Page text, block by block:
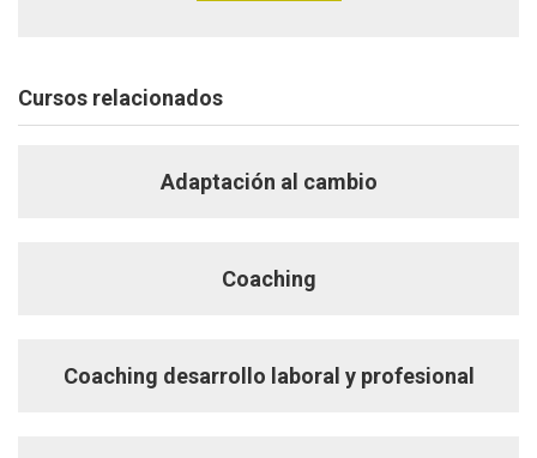
Cursos relacionados
Adaptación al cambio
Coaching
Coaching desarrollo laboral y profesional